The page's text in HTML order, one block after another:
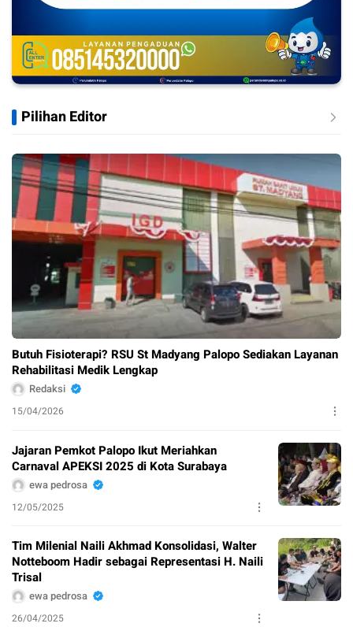
Pilihan Editor
Butuh Fisioterapi? RSU St Madyang Palopo Sediakan Layanan
Rehabilitasi Medik Lengkap
Redaksi
15/04/2026
Jajaran Pemkot Palopo Ikut Meriahkan
Carnaval APEKSI 2025 di Kota Surabaya
ewa pedrosa
12/05/2025
Tim Milenial Naili Akhmad Konsolidasi, Walter
Notteboom Hadir sebagai Representasi H. Naili
Trisal
ewa pedrosa
26/04/2025